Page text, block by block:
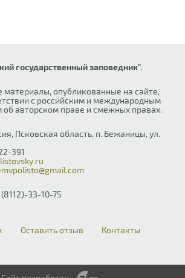
государственный заповедник".
опубликованные на сайте,
с российским и международным
об авторском праве и смежных правах.
Псковская область, п. Бежаницы, ул.
391
33-10-75
Оставить отзыв Контакты